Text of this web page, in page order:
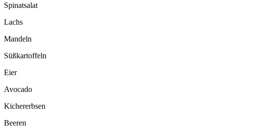
Spinatsalat
Lachs
Mandeln
Süßkartoffeln
Eier
Avocado
Kichererbsen
Beeren